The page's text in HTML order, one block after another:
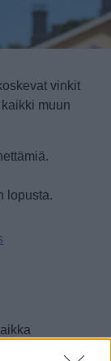
vinkit
muun
lopusta.